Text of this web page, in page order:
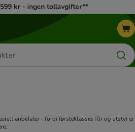
kr - ingen tollavgifter**
anbefaler - fordi førsteklasses fôr og utstyr er